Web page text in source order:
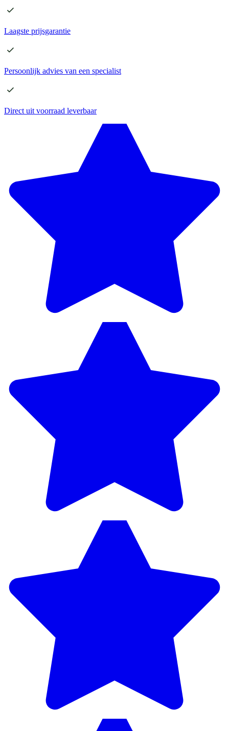
Laagste prijsgarantie
Persoonlijk advies van een specialist
Direct uit voorraad leverbaar